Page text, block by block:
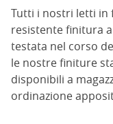
Tutti i nostri letti in
resistente finitura
testata nel corso
le nostre finiture
disponibili a
ordinazione